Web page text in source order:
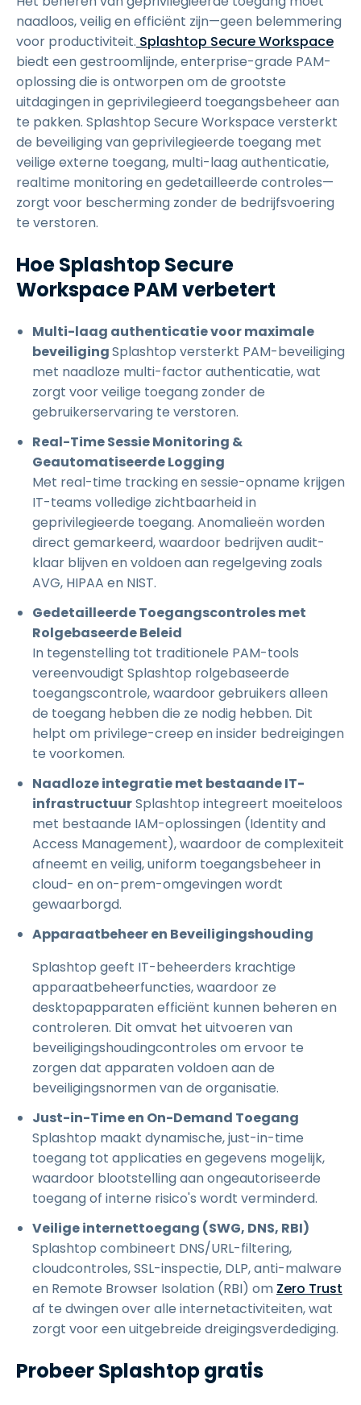
naadloos, veilig en efficiënt zijn—geen belemmering
voor productiviteit. Splashtop Secure Workspace
biedt een gestroomlijnde, enterprise-grade PAM-
oplossing die is ontworpen om de grootste
uitdagingen in geprivilegieerd toegangsbeheer aan
te pakken. Splashtop Secure Workspace versterkt
de beveiliging van geprivilegieerde toegang met
veilige externe toegang, multi-laag authenticatie,
realtime monitoring en gedetailleerde controles—
zorgt voor bescherming zonder de bedrijfsvoering
te verstoren.
Hoe Splashtop Secure
Workspace PAM verbetert
Multi-laag authenticatie voor maximale
beveiligingSplashtop versterkt PAM-beveiliging
met naadloze multi-factor authenticatie, wat
zorgt voor veilige toegang zonder de
gebruikerservaring te verstoren.
Real-Time Sessie Monitoring &
Geautomatiseerde Logging
Met real-time tracking en sessie-opname krijgen
IT-teams volledige zichtbaarheid in
geprivilegieerde toegang. Anomalieën worden
direct gemarkeerd, waardoor bedrijven audit-
klaar blijven en voldoen aan regelgeving zoals
AVG, HIPAA en NIST.
Gedetailleerde Toegangscontroles met
Rolgebaseerde Beleid
In tegenstelling tot traditionele PAM-tools
vereenvoudigt Splashtop rolgebaseerde
toegangscontrole, waardoor gebruikers alleen
de toegang hebben die ze nodig hebben. Dit
helpt om privilege-creep en insider bedreigingen
te voorkomen.
Naadloze integratie met bestaande IT-
infrastructuurSplashtop integreert moeiteloos
met bestaande IAM-oplossingen (Identity and
Access Management), waardoor de complexiteit
afneemt en veilig, uniform toegangsbeheer in
cloud- en on-prem-omgevingen wordt
gewaarborgd.
Apparaatbeheer en Beveiligingshouding
Splashtop geeft IT-beheerders krachtige
apparaatbeheerfuncties, waardoor ze
desktopapparaten efficiënt kunnen beheren en
controleren. Dit omvat het uitvoeren van
beveiligingshoudingcontroles om ervoor te
zorgen dat apparaten voldoen aan de
beveiligingsnormen van de organisatie.
Just-in-Time en On-Demand Toegang
Splashtop maakt dynamische, just-in-time
toegang tot applicaties en gegevens mogelijk,
waardoor blootstelling aan ongeautoriseerde
toegang of interne risico's wordt verminderd.
Veilige internettoegang (SWG, DNS, RBI)
Splashtop combineert DNS/URL-filtering,
cloudcontroles, SSL-inspectie, DLP, anti-malware
en Remote Browser Isolation (RBI) om Zero Trust
af te dwingen over alle internetactiviteiten, wat
zorgt voor een uitgebreide dreigingsverdediging.
Probeer Splashtop gratis